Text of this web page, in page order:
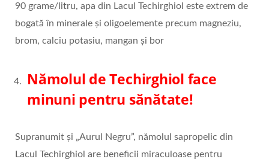
90 grame/litru, apa din Lacul Techirghiol este extrem de
bogată în minerale și oligoelemente precum magneziu,
brom, calciu potasiu, mangan și bor
Nămolul de Techirghiol face
minuni pentru sănătate!
Supranumit și „Aurul Negru”, nămolul sapropelic din
Lacul Techirghiol are beneficii miraculoase pentru